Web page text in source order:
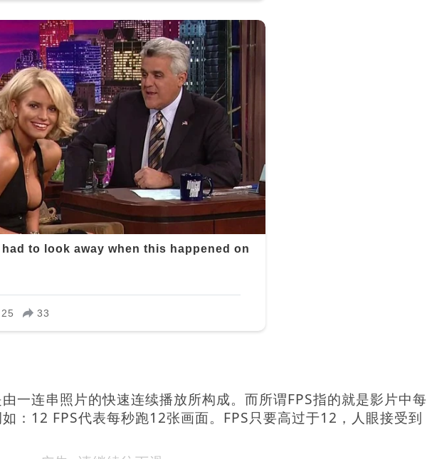
一连串照片的快速连续播放所构成。而所谓FPS指的就是影片中每
：12 FPS代表每秒跑12张画面。FPS只要高过于12，人眼接受到